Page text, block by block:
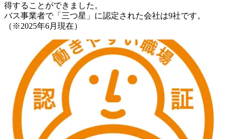
得することができました。
バス事業者で「三つ星」に認定された会社は9社です。
（※2025年6月現在）